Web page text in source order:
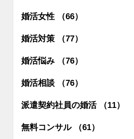
婚活女性 （66）
婚活対策 （77）
婚活悩み （76）
婚活相談 （76）
派遣契約社員の婚活 （11）
無料コンサル （61）